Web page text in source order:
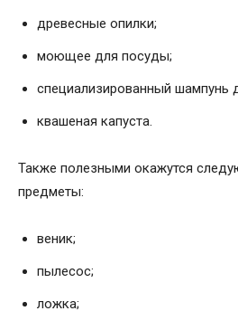
древесные опилки;
моющее для посуды;
специализированный шампунь
квашеная капуста.
Также полезными окажутся
предметы:
веник;
пылесос;
ложка;